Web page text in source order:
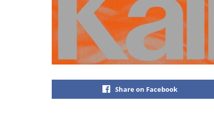
Share on Facebook